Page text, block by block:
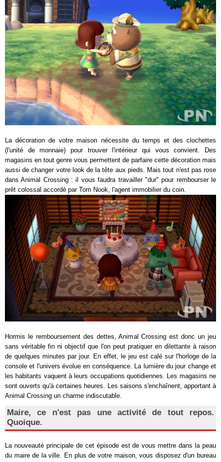
La décoration de votre maison nécessite du temps et des clochettes
(l'unité de monnaie) pour trouver l'intérieur qui vous convient. Des
magasins en tout genre vous permettent de parfaire cette décoration mais
aussi de changer votre look de la tête aux pieds. Mais tout n'est pas rose
dans Animal Crossing : il vous faudra travailler "dur" pour rembourser le
prêt colossal accordé par Tom Nook, l'agent immobilier du coin.
Hormis le remboursement des dettes, Animal Crossing est donc un jeu
sans véritable fin ni objectif que l'on peut pratiquer en dilettante à raison
de quelques minutes par jour. En effet, le jeu est calé sur l'horloge de la
console et l'univers évolue en conséquence. La lumière du jour change et
les habitants vaquent à leurs occupations quotidiennes. Les magasins ne
sont ouverts qu'à certaines heures. Les saisons s'enchaînent, apportant à
Animal Crossing un charme indiscutable.
Maire, ce n'est pas une activité de tout repos.
Quoique.
La nouveauté principale de cet épisode est de vous mettre dans la peau
du maire de la ville. En plus de votre maison, vous disposez d'un bureau